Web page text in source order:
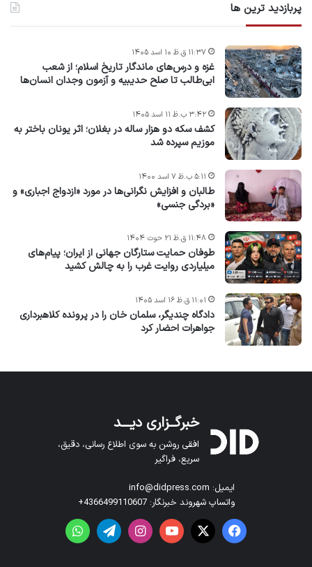
پربازدید ترین ها
غزه و درس‌های ماندگار تاریخ اسلام؛ از شعب
ابی‌طالب تا صلح حدیبیه و آزمون وجدان انسان‌ها
۱۱:۳۷ ق.ظ ۱۰ اسد ۱۴۰۵
کشف سکه دو هزار ساله در بغلان؛ اثر یونان باختر به
موزیم سپرده شد
۳:۴۲ ب.ظ ۱۱ اسد ۱۴۰۵
طالبان و افزایش نگرانی‌ها در مورد «ازدواج اجباری» و
«بردگی جنسی»
۵:۱۱ ب.ظ ۷ اسد ۱۴۰۰
طوفان حمایت ستارگان جهانی از ایران؛ پیام‌های
میلیاردی روایت غرب را به چالش کشید
۱۱:۴۸ ق.ظ ۲۱ حوت ۱۴۰۴
دادگاه چندیگر، سلمان خان را در پرونده کلاهبرداری
جواهرات احضار کرد
۱۱:۰۱ ق.ظ ۱۶ اسد ۱۴۰۵
خبرگــزاری دیـــد
افقی روشن به سوی اطلاع رسانی، دقیق،
سریع، فراگیر
ایمیل: info@didpress.com
واتساپ شهروند خبرنگار: 4366499110607+
فیس بوک X یوتیوباینستاگرامتلگرامواتس آپ